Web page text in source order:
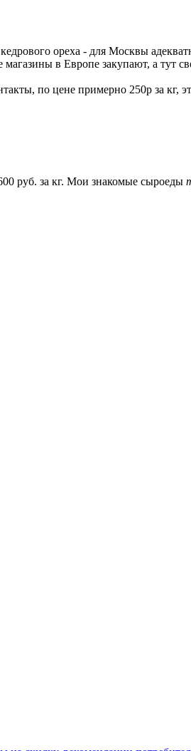
ореха - для Москвы
в Европе закупают, а тут
по цене примерно 250р за кг,
руб. за кг. Мои знакомые сыроеды